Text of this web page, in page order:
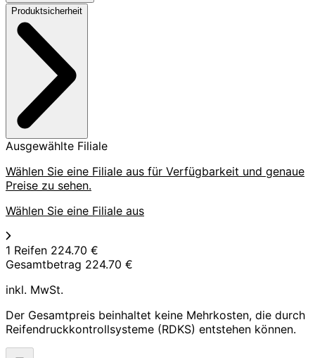
Produktsicherheit
Ausgewählte Filiale
Wählen Sie eine Filiale aus für Verfügbarkeit und genaue
Preise zu sehen.
Wählen Sie eine Filiale aus
1 Reifen 224.70 €
Gesamtbetrag 224.70 €
inkl. MwSt.
Der Gesamtpreis beinhaltet keine Mehrkosten, die durch
Reifendruckkontrollsysteme (RDKS) entstehen können.